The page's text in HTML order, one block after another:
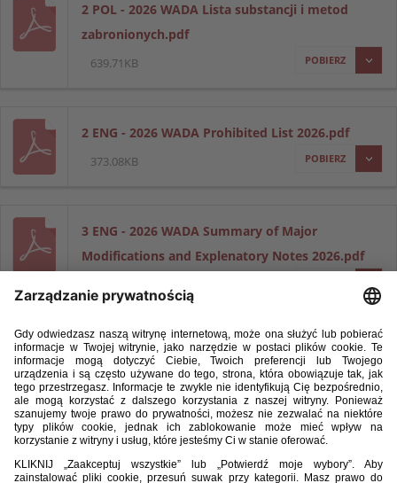
POBIERZ
2 POL - 2026 WADA Lista substancji i metod
zabronionych.pdf
639.71KB
POBIERZ
2 ENG - 2026 WADA Prohibited List 2026.pdf
373.08KB
3 ENG - 2026 WADA Summary of Major
Modifications and Explenatory Notes 2026.pdf
POBIERZ
3 POL - 2026 WADA Podsumowanie
najważniejszych zmian i objaśnieni.pdf
302.95KB
4 ENG - 2026 WADA The 2026 Monitoring